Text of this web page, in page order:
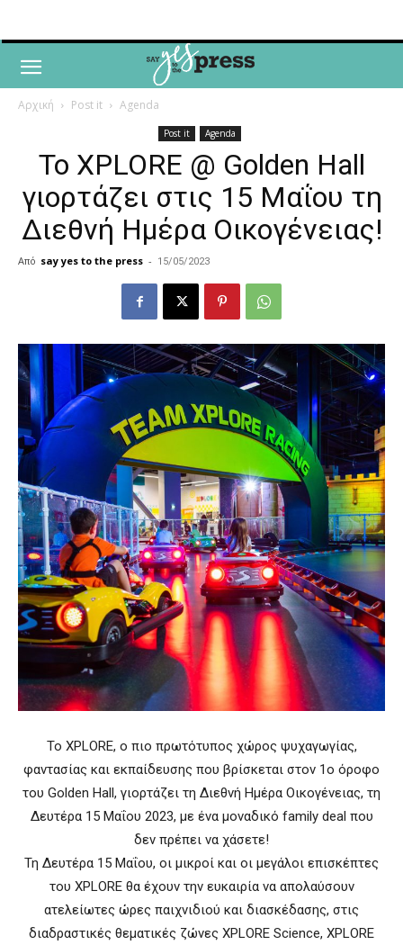
Αρχική Post it Agenda
Post it Agenda
To XPLORE @ Golden Hall
γιορτάζει στις 15 Μαΐου τη
Διεθνή Ημέρα Οικογένειας!
Από say yes to the press - 15/05/2023
Το XPLORE, ο πιο πρωτότυπος χώρος ψυχαγωγίας,
φαντασίας και εκπαίδευσης που βρίσκεται στον 1ο όροφο
του Golden Hall, γιορτάζει τη Διεθνή Ημέρα Οικογένειας, τη
Δευτέρα 15 Μαΐου 2023, με ένα μοναδικό family deal που
δεν πρέπει να χάσετε!
Τη Δευτέρα 15 Μαΐου, οι μικροί και οι μεγάλοι επισκέπτες
του XPLORE θα έχουν την ευκαιρία να απολαύσουν
ατελείωτες ώρες παιχνιδιού και διασκέδασης, στις
διαδραστικές θεματικές ζώνες XPLORE Science, XPLORE